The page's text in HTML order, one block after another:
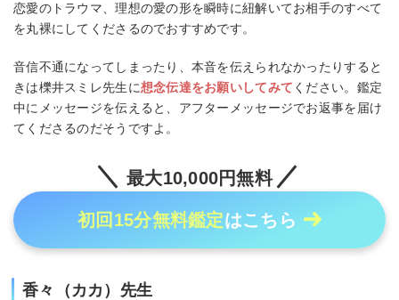
恋愛のトラウマ、理想の愛の形を瞬時に紐解いてお相手のすべて
を丸裸にしてくださるのでおすすめです。
音信不通になってしまったり、本音を伝えられなかったりすると
きは櫟井スミレ先生に想念伝達をお願いしてみて ください。鑑定
中にメッセージを伝えると、アフターメッセージでお返事を届け
てくださるのだそうですよ。
最大10,000円無料
初回15分無料鑑定はこちら
香々（カカ）先生